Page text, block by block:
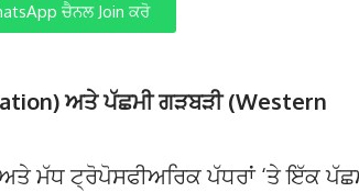
ਚੈਨਲ Join ਕਰੋ
ਅਤੇ ਪੱਛਮੀ ਗੜਬੜੀ (Western
ਮੱਧ ਟ੍ਰੋਪੋਸਫੀਅਰਿਕ ਪੱਧਰਾਂ ‘ਤੇ ਇੱਕ